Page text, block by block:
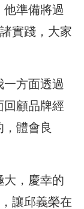
準備將過
實踐，大家
方面透過
回顧品牌經
體會良
大，慶幸的
讓邱義榮在